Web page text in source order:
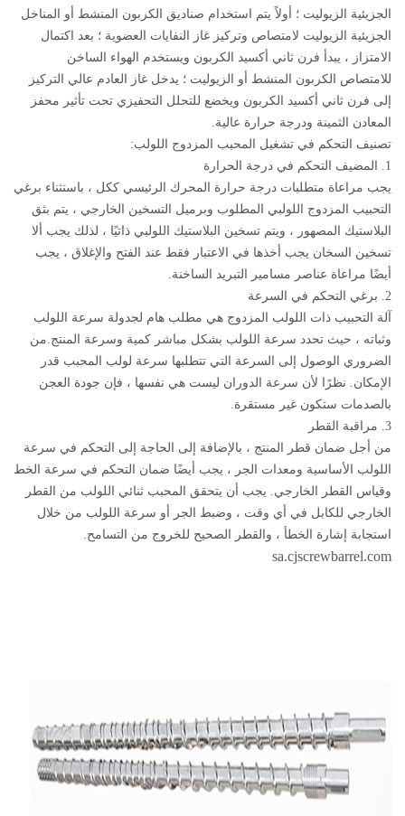
الجزيئية الزيوليت ؛ أولاً يتم استخدام صناديق الكربون المنشط أو المناخل
الجزيئية الزيوليت لامتصاص وتركيز غاز النفايات العضوية ؛ بعد اكتمال
الامتزاز ، يبدأ فرن ثاني أكسيد الكربون ويستخدم الهواء الساخن
للامتصاص الكربون المنشط أو الزيوليت ؛ يدخل غاز العادم عالي التركيز
إلى فرن ثاني أكسيد الكربون ويخضع للتحلل التحفيزي تحت تأثير محفز
المعادن الثمينة ودرجة حرارة عالية.
تصنيف التحكم في تشغيل المحبب المزدوج اللولب:
1. المضيف التحكم في درجة الحرارة
يجب مراعاة متطلبات درجة حرارة المحرك الرئيسي ككل ، باستثناء برغي
التحبيب المزدوج اللولبي المطلوب وبرميل التسخين الخارجي ، يتم بثق
البلاستيك المصهور ، ويتم تسخين البلاستيك اللولبي ذاتيًا ، لذلك يجب ألا
تسخين السخان يجب أخذها في الاعتبار فقط عند الفتح والإغلاق ، يجب
أيضًا مراعاة عناصر مسامير التبريد الساخنة.
2. برغي التحكم في السرعة
آلة التحبيب ذات اللولب المزدوج هي مطلب هام لجدولة سرعة اللولب
وثباته ، حيث تحدد سرعة اللولب بشكل مباشر كمية وسرعة المنتج.من
الضروري الوصول إلى السرعة التي تتطلبها سرعة لولب المحبب قدر
الإمكان. نظرًا لأن سرعة الدوران ليست هي نفسها ، فإن جودة العجن
بالصدمات ستكون غير مستقرة.
3. مراقبة القطر
من أجل ضمان قطر المنتج ، بالإضافة إلى الحاجة إلى التحكم في سرعة
اللولب الأساسية ومعدات الجر ، يجب أيضًا ضمان التحكم في سرعة الخط
وقياس القطر الخارجي. يجب أن يتحقق المحبب ثنائي اللولب من القطر
الخارجي للكابل في أي وقت ، وضبط الجر أو سرعة اللولب من خلال
استجابة إشارة الخطأ ، والقطر الصحيح للخروج من التسامح.
sa.cjscrewbarrel.com